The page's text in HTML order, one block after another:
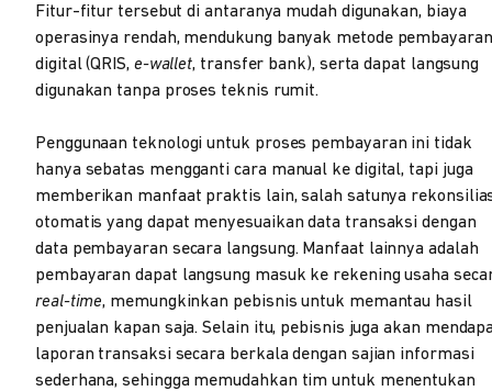
Fitur-fitur tersebut di antaranya mudah digunakan, biaya
operasinya rendah, mendukung banyak metode pembayaran
digital (QRIS, e-wallet, transfer bank), serta dapat langsung
digunakan tanpa proses teknis rumit.
Penggunaan teknologi untuk proses pembayaran ini tidak
hanya sebatas mengganti cara manual ke digital, tapi juga
memberikan manfaat praktis lain, salah satunya
otomatis yang dapat menyesuaikan data transaksi dengan
data pembayaran secara langsung. Manfaat lainnya adalah
pembayaran dapat langsung masuk ke rekening usaha
real-time, memungkinkan pebisnis untuk memantau hasil
penjualan kapan saja. Selain itu, pebisnis juga akan
laporan transaksi secara berkala dengan sajian informasi
sederhana, sehingga memudahkan tim untuk menentukan